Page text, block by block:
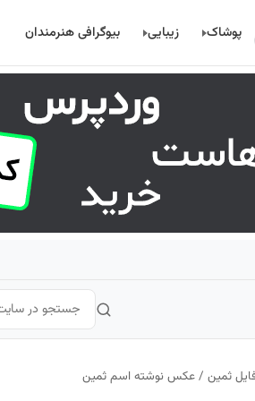
پوشاک زیبایی بیوگرافی هنرمندان
ثمین / عکس نوشته اسم ثمین